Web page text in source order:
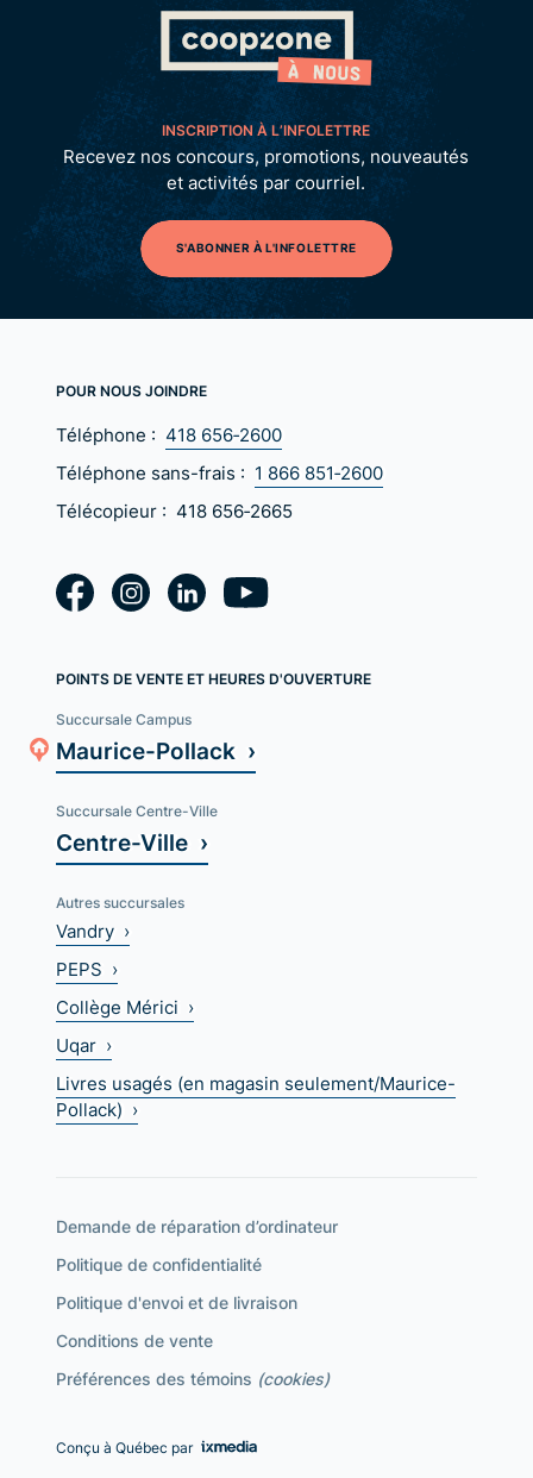
INSCRIPTION À L’INFOLETTRE
Recevez nos concours, promotions, nouveautés
et activités par courriel.
S'ABONNER À L'INFOLETTRE
POUR NOUS JOINDRE
Téléphone : 418 656‑2600
Téléphone sans-frais : 1 866 851‑2600
Télécopieur : 418 656‑2665
POINTS DE VENTE ET HEURES D'OUVERTURE
Succursale Campus
Maurice-Pollack ›
Succursale Centre-Ville
Centre-Ville ›
Autres succursales
Vandry ›
PEPS ›
Collège Mérici ›
Uqar ›
Livres usagés (en magasin seulement/Maurice-
Pollack) ›
Demande de réparation d’ordinateur
Politique de confidentialité
Politique d'envoi et de livraison
Conditions de vente
Préférences des témoins (cookies)
Conçu à Québec par